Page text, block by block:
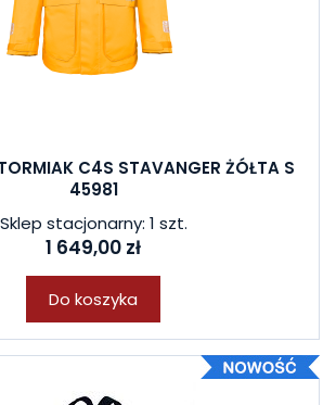
C4S STAVANGER ŻÓŁTA S
45981
Sklep stacjonarny: 1 szt.
1 649,00 zł
Do koszyka